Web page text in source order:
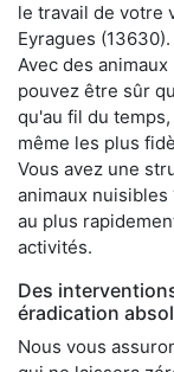
le travail de votre
Eyragues (13630).
Avec des
pouvez être sûr
qu'au fil du
même les plus
Vous avez une
animaux
au plus
activités.
Des
éradication
Nous vous